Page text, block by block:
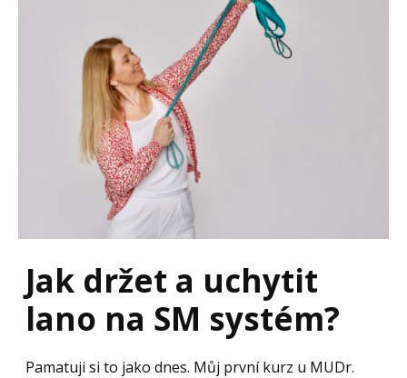
Jak držet a uchytit
lano na SM systém?
Pamatuji si to jako dnes. Můj první kurz u MUDr.